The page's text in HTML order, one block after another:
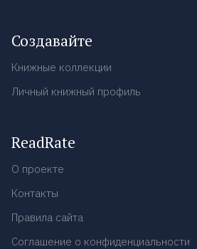
Создавайте
Книжные коллекции
Личный книжный профиль
ReadRate
О проекте
Контакты
Правила сайта
Соглашение о конфиденциальности